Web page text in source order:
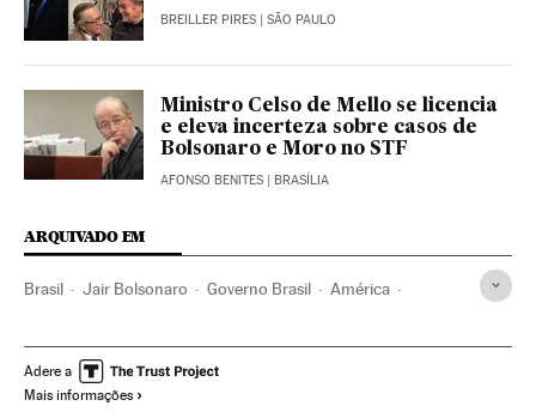
BREILLER PIRES | SÃO PAULO
Ministro Celso de Mello se licencia
e eleva incerteza sobre casos de
Bolsonaro e Moro no STF
AFONSO BENITES | BRASÍLIA
ARQUIVADO EM
Brasil Jair Bolsonaro Governo Brasil América
Flávio Bolsonaro Fabrício José Carlos de Queiroz
Adere a
Mais informações